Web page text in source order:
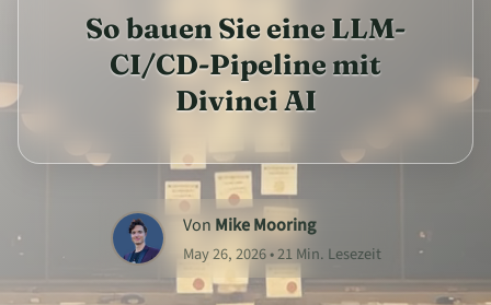
So bauen Sie eine LLM-
CI/CD-Pipeline mit
Divinci AI
Von Mike Mooring
May 26, 2026 • 21 Min. Lesezeit